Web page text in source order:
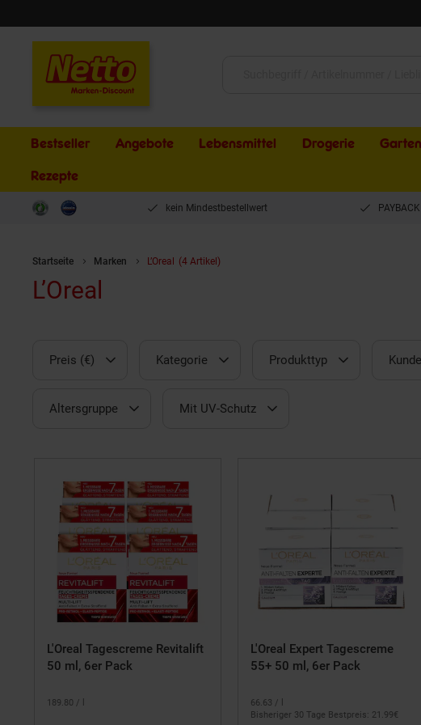
Bestseller Angebote Lebensmittel Drogerie Garten
Rezepte
kein Mindestbestellwert
Startseite Marken L’Oreal (4 Artikel)
L’Oreal
Preis (€) Kategorie Produkttyp
Altersgruppe Mit UV-Schutz
L'Oreal Tagescreme Revitalift
50 ml, 6er Pack
189.80 / l
L'Oreal Expert Tagescreme
55+ 50 ml, 6er Pack
66.63 / l
Bisheriger 30 Tage Bestpreis: 21.99€